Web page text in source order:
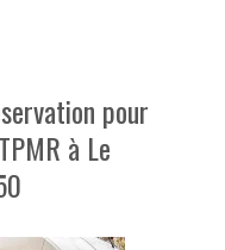
pour
à Le